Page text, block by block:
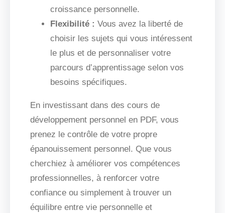
croissance personnelle.
Flexibilité : Vous avez la liberté de
choisir les sujets qui vous intéressent
le plus et de personnaliser votre
parcours d’apprentissage selon vos
besoins spécifiques.
En investissant dans des cours de
développement personnel en PDF, vous
prenez le contrôle de votre propre
épanouissement personnel. Que vous
cherchiez à améliorer vos compétences
professionnelles, à renforcer votre
confiance ou simplement à trouver un
équilibre entre vie personnelle et